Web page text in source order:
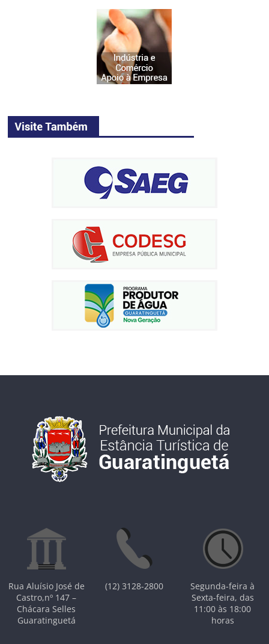
Rua Aluísio José de
Castro,nº 147 –
Chácara Selles
Guaratinguetá
(12) 3128-2800
Segunda-feira à
Sexta-feira, das
11:00 às 18:00
horas